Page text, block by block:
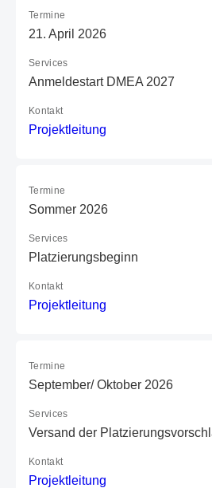
Termine
21. April 2026
Services
Anmeldestart DMEA 2027
Kontakt
Projektleitung
Termine
Sommer 2026
Services
Platzierungsbeginn
Kontakt
Projektleitung
Termine
September/ Oktober 2026
Services
Versand der
Kontakt
Projektleitung